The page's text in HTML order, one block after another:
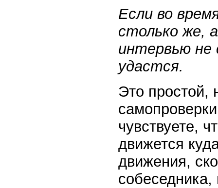
Если во
столько же,
интервью не
удастся.
Это простой,
чувствуете,
движется
движения,
собеседника,